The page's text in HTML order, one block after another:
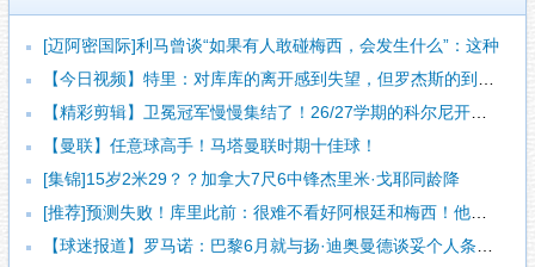
[迈阿密国际]利马曾谈“如果有人敢碰梅西，会发生什么”：这种
【今日视频】特里：对库库的离开感到失望，但罗杰斯的到来又让我
【精彩剪辑】卫冕冠军慢慢集结了！26/27学期的科尔尼开学了
【曼联】任意球高手！马塔曼联时期十佳球！
[集锦]15岁2米29？？加拿大7尺6中锋杰里米·戈耶同龄降
[推荐]预测失败！库里此前：很难不看好阿根廷和梅西！他们会成
【球迷报道】罗马诺：巴黎6月就与扬·迪奥曼德谈妥个人条款 俱